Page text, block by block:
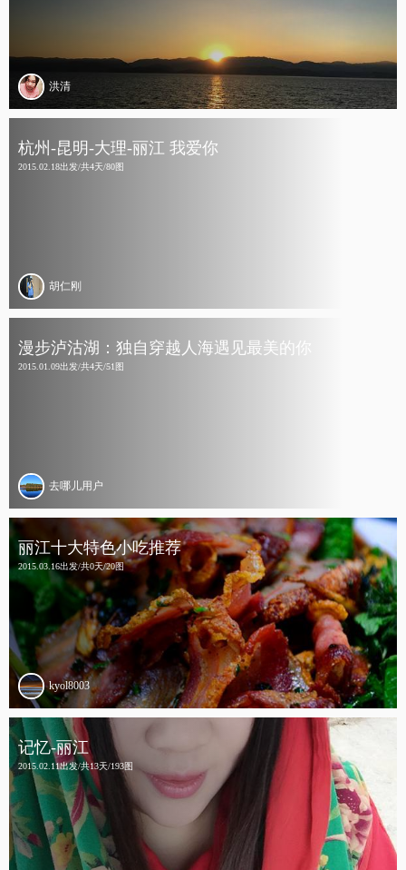
洪清
杭州-昆明-大理-丽江 我爱你
2015.02.18出发/共4天/80图
胡仁刚
漫步泸沽湖：独自穿越人海遇见最美的你
2015.01.09出发/共4天/51图
去哪儿用户
丽江十大特色小吃推荐
2015.03.16出发/共0天/20图
kyol8003
记忆-丽江
2015.02.11出发/共13天/193图